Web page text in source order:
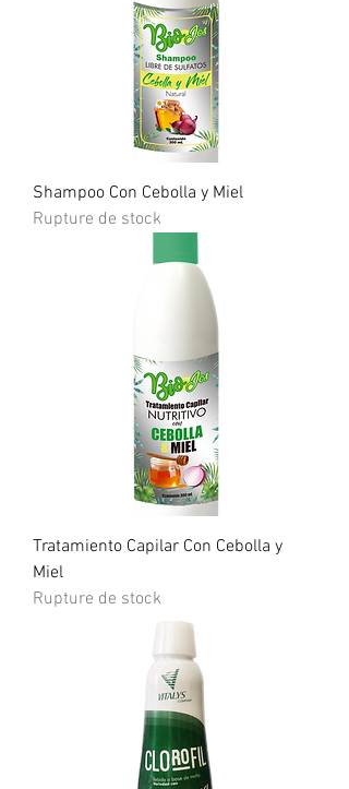
Shampoo Con Cebolla y Miel
Rupture de stock
Tratamiento Capilar Con Cebolla y
Miel
Rupture de stock